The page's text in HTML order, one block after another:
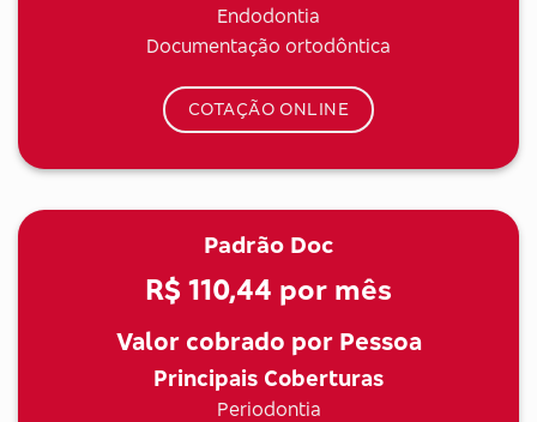
Endodontia
Documentação ortodôntica
COTAÇÃO ONLINE
Padrão Doc
R$ 110,44 por mês
Valor cobrado por Pessoa
Principais Coberturas
Periodontia